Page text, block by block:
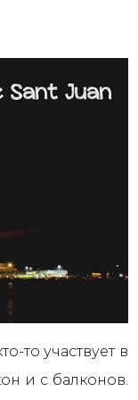
то участвует в
и с балконов.